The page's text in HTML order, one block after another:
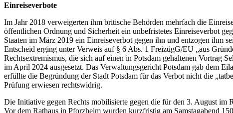
Einreiseverbote
Im Jahr 2018 verweigerten ihm britische Behörden mehrfach die
öffentlichen Ordnung und Sicherheit ein unbefristetes Einreiseverbot
Staaten im März 2019 ein Einreiseverbot gegen ihn und entzogen ihm
Entscheid erging unter Verweis auf § 6 Abs. 1 FreizügG/EU „aus
Rechtsextremismus, die sich auf einen in Potsdam gehaltenen Vortrag
im April 2024 ausgesetzt. Das Verwaltungsgericht Potsdam gab dem
erfüllte die Begründung der Stadt Potsdam für das Verbot nicht die
Prüfung erwiesen rechtswidrig.
Die Initiative gegen Rechts mobilisierte gegen die für den 3. August im
Vor dem Rathaus in Pforzheim wurden kurzfristig am Samstagabend